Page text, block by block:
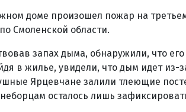
доме произошел пожар на
Смоленской области.
запах дыма, обнаружили, что
в жилье, увидели, что дым идет из-
Ярцевчане залили тлеющие
осталось лишь